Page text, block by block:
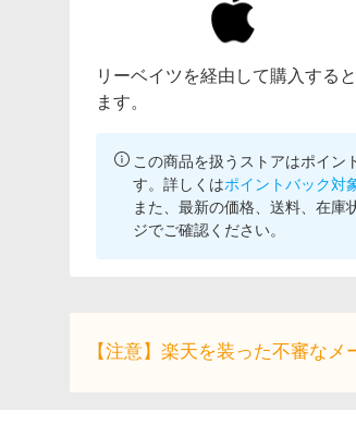
リーベイツを経由して購入する
ます。
この商品を扱うストアはポイン
す。詳しくはポイントバック対
また、最新の価格、送料、在庫
ジでご確認ください。
【注意】楽天を装った不審なメ